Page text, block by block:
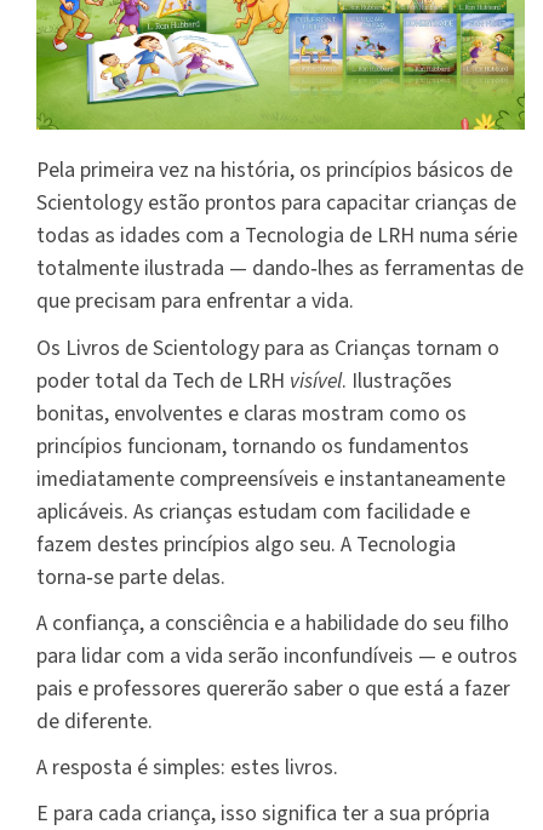
Pela primeira vez na história, os princípios básicos de
Scientology estão prontos para capacitar crianças de
todas as idades com a Tecnologia de LRH numa série
totalmente ilustrada — dando‑lhes as ferramentas de
que precisam para enfrentar a vida.
Os Livros de Scientology para as Crianças tornam o
poder total da Tech de LRH visível. Ilustrações
bonitas, envolventes e claras mostram como os
princípios funcionam, tornando os fundamentos
imediatamente compreensíveis e instantaneamente
aplicáveis. As crianças estudam com facilidade e
fazem destes princípios algo seu. A Tecnologia
torna‑se parte delas.
A confiança, a consciência e a habilidade do seu filho
para lidar com a vida serão inconfundíveis — e outros
pais e professores quererão saber o que está a fazer
de diferente.
A resposta é simples: estes livros.
E para cada criança, isso significa ter a sua própria